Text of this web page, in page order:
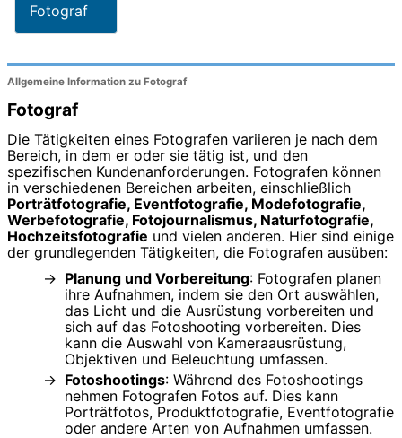
Fotograf
Allgemeine Information zu Fotograf
Fotograf
Die Tätigkeiten eines Fotografen variieren je nach dem
Bereich, in dem er oder sie tätig ist, und den
spezifischen Kundenanforderungen. Fotografen können
in verschiedenen Bereichen arbeiten, einschließlich
Porträtfotografie, Eventfotografie, Modefotografie,
Werbefotografie, Fotojournalismus, Naturfotografie,
Hochzeitsfotografie und vielen anderen. Hier sind einige
der grundlegenden Tätigkeiten, die Fotografen ausüben:
Planung und Vorbereitung: Fotografen planen
ihre Aufnahmen, indem sie den Ort auswählen,
das Licht und die Ausrüstung vorbereiten und
sich auf das Fotoshooting vorbereiten. Dies
kann die Auswahl von Kameraausrüstung,
Objektiven und Beleuchtung umfassen.
Fotoshootings: Während des Fotoshootings
nehmen Fotografen Fotos auf. Dies kann
Porträtfotos, Produktfotografie, Eventfotografie
oder andere Arten von Aufnahmen umfassen.